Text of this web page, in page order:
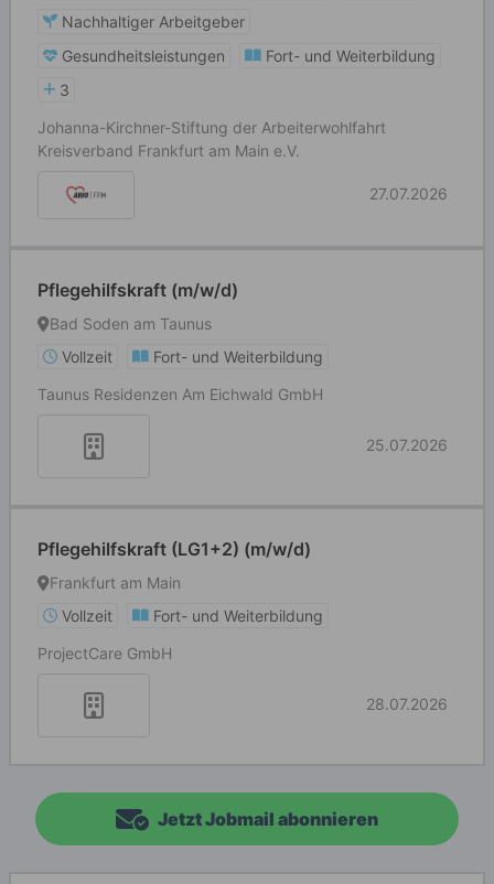
Nachhaltiger Arbeitgeber
Gesundheitsleistungen
Fort- und Weiterbildung
3
Johanna-Kirchner-Stiftung der Arbeiterwohlfahrt
Kreisverband Frankfurt am Main e.V.
27.07.2026
Pflegehilfskraft (m/w/d)
Bad Soden am Taunus
Vollzeit
Fort- und Weiterbildung
Taunus Residenzen Am Eichwald GmbH
25.07.2026
Pflegehilfskraft (LG1+2) (m/w/d)
Frankfurt am Main
Vollzeit
Fort- und Weiterbildung
ProjectCare GmbH
28.07.2026
Jetzt Jobmail abonnieren